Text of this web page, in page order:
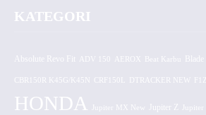
KATEGORI
Absolute Revo Fit ADV 150 AEROX
CBR150R K45G/K45N CRF150L DTRACKER NEW
HONDA Jupiter MX New Jupiter Z Jupiter